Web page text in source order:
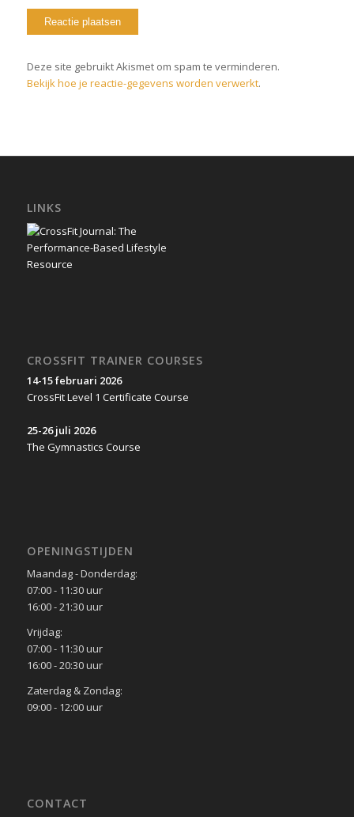
Deze site gebruikt Akismet om spam te verminderen.
Bekijk hoe je reactie-gegevens worden verwerkt.
LINKS
CROSSFIT TRAINER COURSES
14-15 februari 2026
CrossFit Level 1 Certificate Course
25-26 juli 2026
The Gymnastics Course
OPENINGSTIJDEN
Maandag - Donderdag:
07:00 - 11:30 uur
16:00 - 21:30 uur
Vrijdag:
07:00 - 11:30 uur
16:00 - 20:30 uur
Zaterdag & Zondag:
09:00 - 12:00 uur
CONTACT